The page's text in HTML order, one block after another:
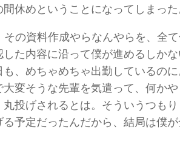
休めということになってしまった
その資料作成やらなんやらを、全
た内容に沿って僕が進めるしか
、めちゃめちゃ出勤しているの
変そうな先輩を気遣って、何か
投げされるとは。そういうつも
予定だったんだから、結局は僕